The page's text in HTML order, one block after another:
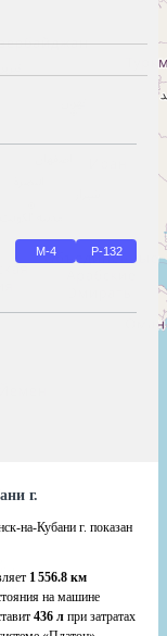
М-4 Р-132
г.
на-Кубани г. показан
1 556.8 км
на машине
436 л при затратах